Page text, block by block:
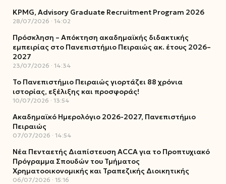
KPMG, Advisory Graduate Recruitment Program 2026
28/07/2026 14:02
Πρόσκληση – Απόκτηση ακαδημαϊκής διδακτικής
εμπειρίας στο Πανεπιστήμιο Πειραιώς ακ. έτους 2026–
2027
23/07/2026 14:34
Το Πανεπιστήμιο Πειραιώς γιορτάζει 88 χρόνια
ιστορίας, εξέλιξης και προσφοράς!
10/07/2026 13:54
Ακαδημαϊκό Ημερολόγιο 2026-2027, Πανεπιστήμιο
Πειραιώς
07/07/2026 14:54
Νέα Πενταετής Διαπίστευση ACCA για το Προπτυχιακό
Πρόγραμμα Σπουδών του Τμήματος
Χρηματοοικονομικής και Τραπεζικής Διοικητικής
06/07/2026 15:16